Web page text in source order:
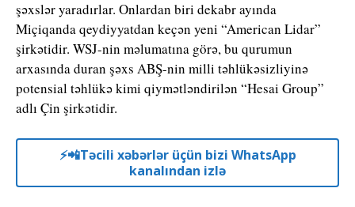
şəxslər yaradırlar. Onlardan biri dekabr ayında
Miçiqanda qeydiyyatdan keçən yeni “American Lidar”
şirkətidir. WSJ-nin məlumatına görə, bu qurumun
arxasında duran şəxs ABŞ-nin milli təhlükəsizliyinə
potensial təhlükə kimi qiymətləndirilən “Hesai Group”
adlı Çin şirkətidir.
⚡️📲Təcili xəbərlər üçün bizi WhatsApp
kanalından izlə